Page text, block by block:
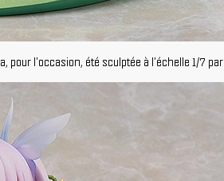
pour l'occasion, été sculptée à l'échelle 1/7 par